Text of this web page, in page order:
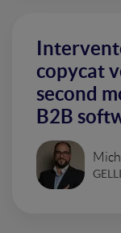
copycat
second
B2B